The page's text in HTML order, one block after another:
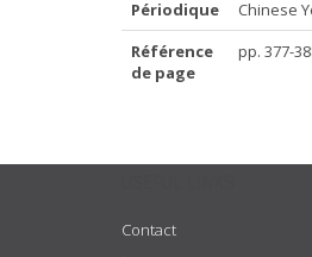
Périodique
Chinese
Référence
de page
pp. 377-
Contact